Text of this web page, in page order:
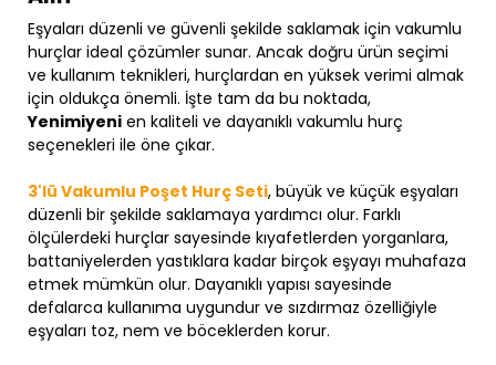
Eşyaları düzenli ve güvenli şekilde saklamak için vakumlu
hurçlar ideal çözümler sunar. Ancak doğru ürün seçimi
ve kullanım teknikleri, hurçlardan en yüksek verimi almak
için oldukça önemli. İşte tam da bu noktada,
Yenimiyeni en kaliteli ve dayanıklı vakumlu hurç
seçenekleri ile öne çıkar.
3'lü Vakumlu Poşet Hurç Seti, büyük ve küçük eşyaları
düzenli bir şekilde saklamaya yardımcı olur. Farklı
ölçülerdeki hurçlar sayesinde kıyafetlerden yorganlara,
battaniyelerden yastıklara kadar birçok eşyayı muhafaza
etmek mümkün olur. Dayanıklı yapısı sayesinde
defalarca kullanıma uygundur ve sızdırmaz özelliğiyle
eşyaları toz, nem ve böceklerden korur.